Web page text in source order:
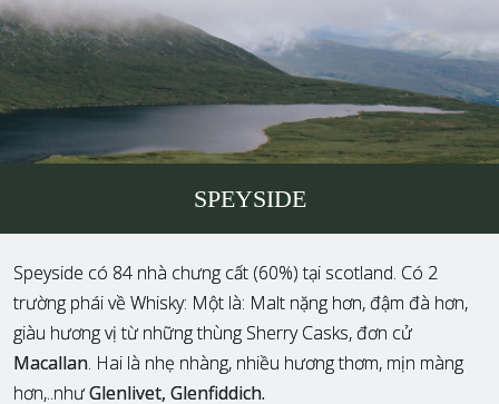
SPEYSIDE
Speyside có 84 nhà chưng cất (60%) tại scotland. Có 2
trường phái về Whisky: Một là: Malt nặng hơn, đậm đà hơn,
giàu hương vị từ những thùng Sherry Casks, đơn cử
Macallan. Hai là nhẹ nhàng, nhiều hương thơm, mịn màng
hơn,..nhưGlenlivet, Glenfiddich.